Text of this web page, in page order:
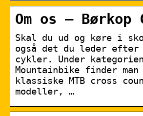
Om os – Børkop
Skal du ud og køre i
også det du leder efter
cykler. Under kategorien
Mountainbike finder man
klassiske MTB cross
modeller, …